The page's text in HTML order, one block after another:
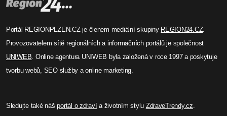
Portál REGIONPLZEN.CZ je členem mediální skupiny REGION24.CZ.
Provozovatelem sítě regionálních a informačních portálů je společnost
UNIWEB . Online agentura UNIWEB byla založená v roce 1997 a poskytuje
tvorbu webů, SEO služby a online marketing.
Sledujte také nášportál o zdravía životním stylu ZdraveTrendy.cz